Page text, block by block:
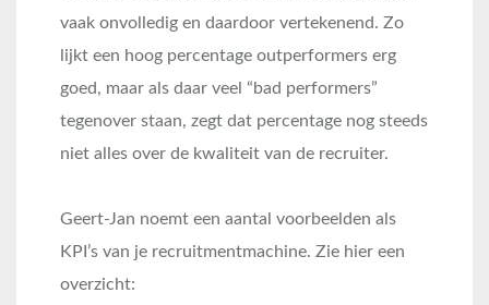
vaak onvolledig en daardoor vertekenend. Zo
lijkt een hoog percentage outperformers erg
goed, maar als daar veel “bad performers”
tegenover staan, zegt dat percentage nog steeds
niet alles over de kwaliteit van de recruiter.
Geert-Jan noemt een aantal voorbeelden als
KPI’s van je recruitmentmachine. Zie hier een
overzicht: